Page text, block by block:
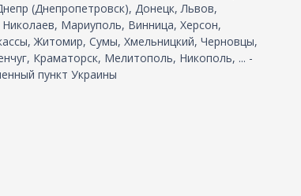
(Днепропетровск), Донецк, Львов,
Мариуполь, Винница, Херсон,
Житомир, Сумы, Хмельницкий, Черновцы,
Краматорск, Мелитополь, Никополь, ... -
пункт Украины